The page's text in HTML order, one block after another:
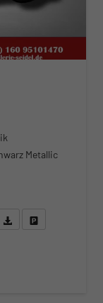
Metallic
rufen Sie an
Fahrzeugexposé (PDF)